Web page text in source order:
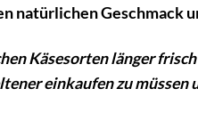
natürlichen Geschmack
Käsesorten länger frisch
einkaufen zu